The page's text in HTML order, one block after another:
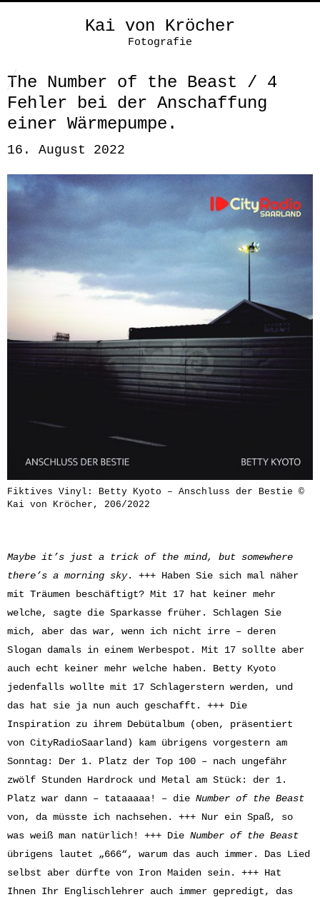
Kai von Kröcher
Fotografie
The Number of the Beast / 4
Fehler bei der Anschaffung
einer Wärmepumpe.
16. August 2022
Fiktives Vinyl: Betty Kyoto – Anschluss der Bestie ©
Kai von Kröcher, 206/2022
Maybe it’s just a trick of the mind, but somewhere
there’s a morning sky. +++ Haben Sie sich mal näher
mit Träumen beschäftigt? Mit 17 hat keiner mehr
welche, sagte die Sparkasse früher. Schlagen Sie
mich, aber das war, wenn ich nicht irre – deren
Slogan damals in einem Werbespot. Mit 17 sollte aber
auch echt keiner mehr welche haben. Betty Kyoto
jedenfalls wollte mit 17 Schlagerstern werden, und
das hat sie ja nun auch geschafft. +++ Die
Inspiration zu ihrem Debütalbum (oben, präsentiert
von CityRadioSaarland) kam übrigens vorgestern am
Sonntag: Der 1. Platz der Top 100 – nach ungefähr
zwölf Stunden Hardrock und Metal am Stück: der 1.
Platz war dann – tataaaaa! – die Number of the Beast
von, da müsste ich nachsehen. +++ Nur ein Spaß, so
was weiß man natürlich! +++ Die Number of the Beast
übrigens lautet „666“, warum das auch immer. Das Lied
selbst aber dürfte von Iron Maiden sein. +++ Hat
Ihnen Ihr Englischlehrer auch immer gepredigt, das